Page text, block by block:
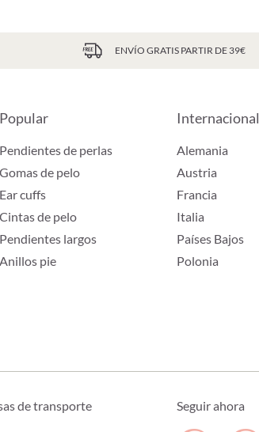
ENVÍO GRATIS PARTIR DE 39€
Popular
Pendientes de perlas
Gomas de pelo
Ear cuffs
Cintas de pelo
Pendientes largos
Anillos pie
Internacional
Alemania
Austria
Francia
Italia
Países Bajos
Polonia
de transporte
Seguir ahora